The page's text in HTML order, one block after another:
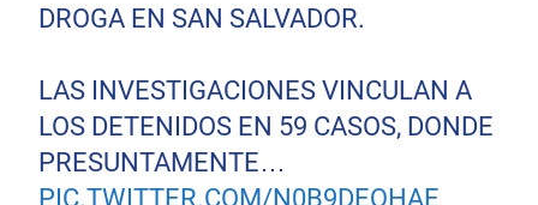
DROGA EN SAN SALVADOR.
LAS INVESTIGACIONES VINCULAN A
LOS DETENIDOS EN 59 CASOS, DONDE
PRESUNTAMENTE…
PIC.TWITTER.COM/N0B9DEQHAE